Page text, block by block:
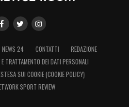
NEWS 24 CONTATTI
REDAZIONE
TRATTAMENTO DEI DATI PERSONALI
SUI COOKIE (COOKIE POLICY)
SPORT REVIEW